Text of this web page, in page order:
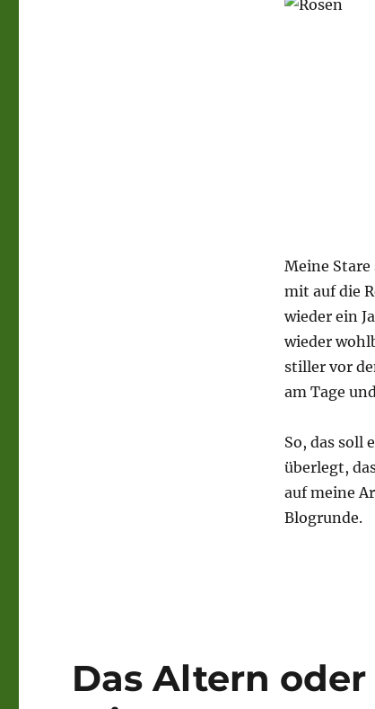
Meine
mit auf die
wieder ein
wieder
stiller vor
am Tage
So, das soll
überlegt,
auf meine
Blogrunde.
Das Altern